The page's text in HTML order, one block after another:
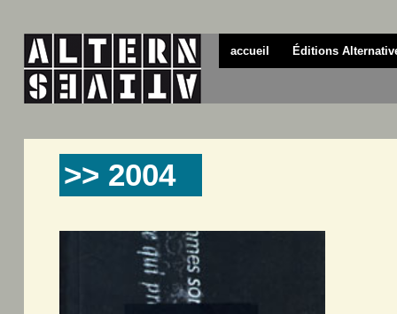
accueil Éditions
>> 2004